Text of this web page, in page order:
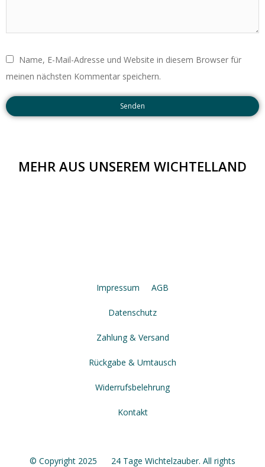
Name, E-Mail-Adresse und Website in diesem Browser für
meinen nächsten Kommentar speichern.
Senden
MEHR AUS UNSEREM WICHTELLAND
© Copyright 2025 24 Tage Wichtelzauber. All rights
Impressum AGB
Datenschutz
Zahlung & Versand
Rückgabe & Umtausch
Widerrufsbelehrung
Kontakt